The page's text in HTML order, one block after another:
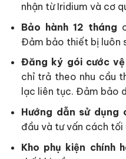
nhận từ Iridium và cơ
Bảo hành 12 tháng
Đảm bảo thiết bị luôn
Đăng ký gói cước
chỉ trả theo nhu cầu
lạc liên tục. Đảm bảo
Hướng dẫn sử dụng
đầu và tư vấn cách tối
Kho phụ kiện chính